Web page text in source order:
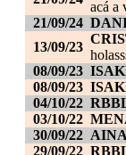
acá a
21/09/24
13/09/23
08/09/23
08/09/23
04/10/22
03/10/22
30/09/22
29/09/22